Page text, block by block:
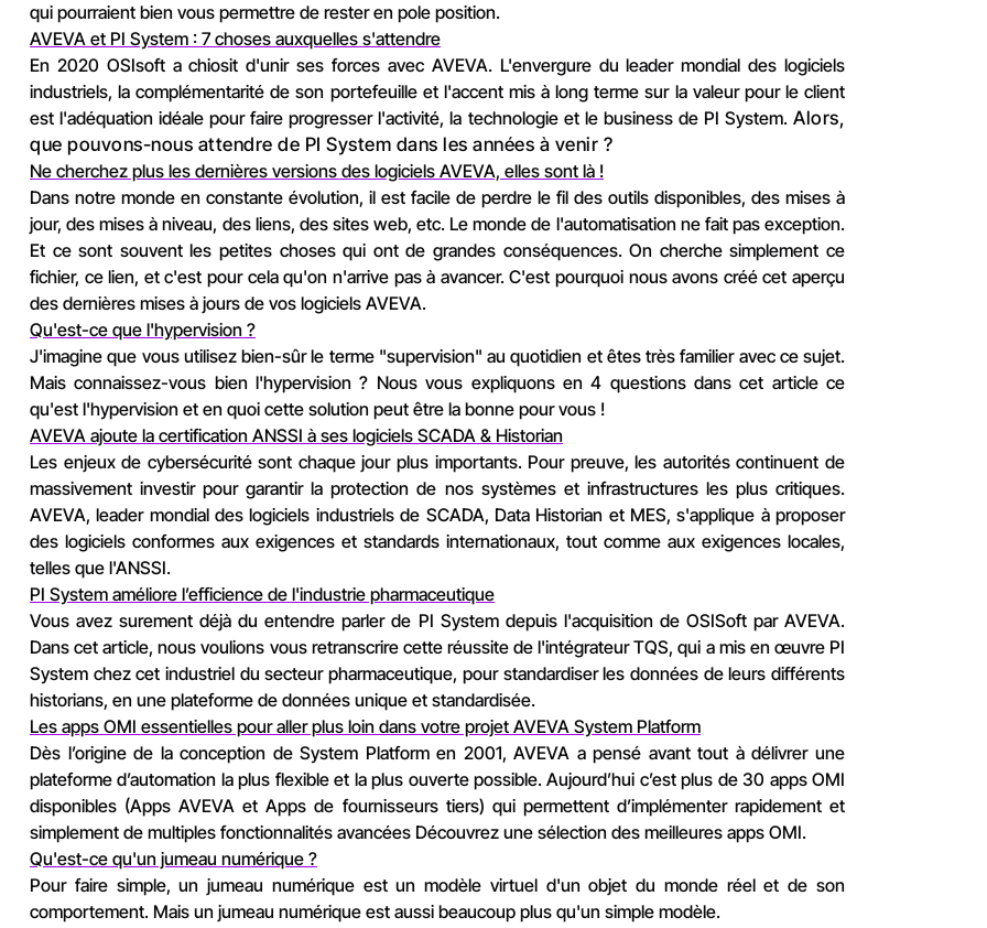
qui pourraient bien vous permettre de rester en pole position.
AVEVA et PI System : 7 choses auxquelles s'attendre
En 2020 OSIsoft a chiosit d'unir ses forces avec AVEVA. L'envergure du leader mondial des logiciels
industriels, la complémentarité de son portefeuille et l'accent mis à long terme sur la valeur pour le client
est l'adéquation idéale pour faire progresser l'activité, la technologie et le business de PI System. Alors,
que pouvons-nous attendre de PI System dans les années à venir ?
Ne cherchez plus les dernières versions des logiciels AVEVA, elles sont là !
Dans notre monde en constante évolution, il est facile de perdre le fil des outils disponibles, des mises à
jour, des mises à niveau, des liens, des sites web, etc. Le monde de l'automatisation ne fait pas exception.
Et ce sont souvent les petites choses qui ont de grandes conséquences. On cherche simplement ce
fichier, ce lien, et c'est pour cela qu'on n'arrive pas à avancer. C'est pourquoi nous avons créé cet aperçu
des dernières mises à jours de vos logiciels AVEVA.
Qu'est-ce que l'hypervision ?
J'imagine que vous utilisez bien-sûr le terme "supervision" au quotidien et êtes très familier avec ce sujet.
Mais connaissez-vous bien l'hypervision ? Nous vous expliquons en 4 questions dans cet article ce
qu'est l'hypervision et en quoi cette solution peut être la bonne pour vous !
AVEVA ajoute la certification ANSSI à ses logiciels SCADA & Historian
Les enjeux de cybersécurité sont chaque jour plus importants. Pour preuve, les autorités continuent de
massivement investir pour garantir la protection de nos systèmes et infrastructures les plus critiques.
AVEVA, leader mondial des logiciels industriels de SCADA, Data Historian et MES, s'applique à proposer
des logiciels conformes aux exigences et standards internationaux, tout comme aux exigences locales,
telles que l'ANSSI.
PI System améliore l’efficience de l'industrie pharmaceutique
Vous avez surement déjà du entendre parler de PI System depuis l'acquisition de OSISoft par AVEVA.
Dans cet article, nous voulions vous retranscrire cette réussite de l'intégrateur TQS, qui a mis en œuvre PI
System chez cet industriel du secteur pharmaceutique, pour standardiser les données de leurs différents
historians, en une plateforme de données unique et standardisée.
Les apps OMI essentielles pour aller plus loin dans votre projet AVEVA System Platform
Dès l’origine de la conception de System Platform en 2001, AVEVA a pensé avant tout à délivrer une
plateforme d’automation la plus flexible et la plus ouverte possible. Aujourd’hui c’est plus de 30 apps OMI
disponibles (Apps AVEVA et Apps de fournisseurs tiers) qui permettent d’implémenter rapidement et
simplement de multiples fonctionnalités avancées Découvrez une sélection des meilleures apps OMI.
Qu'est-ce qu'un jumeau numérique ?
Pour faire simple, un jumeau numérique est un modèle virtuel d'un objet du monde réel et de son
comportement. Mais un jumeau numérique est aussi beaucoup plus qu'un simple modèle.